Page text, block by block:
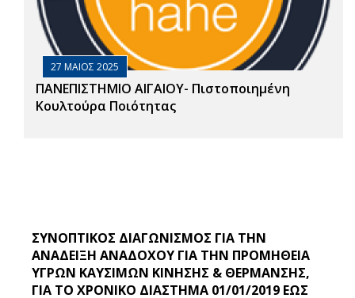
27 ΜΑΙΟΣ 2025
ΠΑΝΕΠΙΣΤΗΜΙΟ ΑΙΓΑΙΟΥ- Πιστοποιημένη
Κουλτούρα Ποιότητας
ΣΥΝΟΠΤΙΚΟΣ ΔΙΑΓΩΝΙΣΜΟΣ ΓΙΑ ΤΗΝ
ΑΝΑΔΕΙΞΗ ΑΝΑΔΟΧΟΥ ΓΙΑ ΤΗΝ ΠΡΟΜΗΘΕΙΑ
ΥΓΡΩΝ ΚΑΥΣΙΜΩΝ ΚΙΝΗΣΗΣ & ΘΕΡΜΑΝΣΗΣ,
ΓΙΑ ΤΟ ΧΡΟΝΙΚΟ ΔΙΑΣΤΗΜΑ 01/01/2019 ΕΩΣ